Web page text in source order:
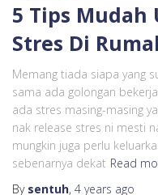
5 Tips
Stres Di
Memang tiada siapa yang
sama ada golongan
ada stres masing-masing
nak release stres ni mesti
mungkin juga perlu
sebenarnya dekat Read
By sentuh, 4 years ago